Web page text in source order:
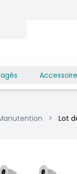
> Lot